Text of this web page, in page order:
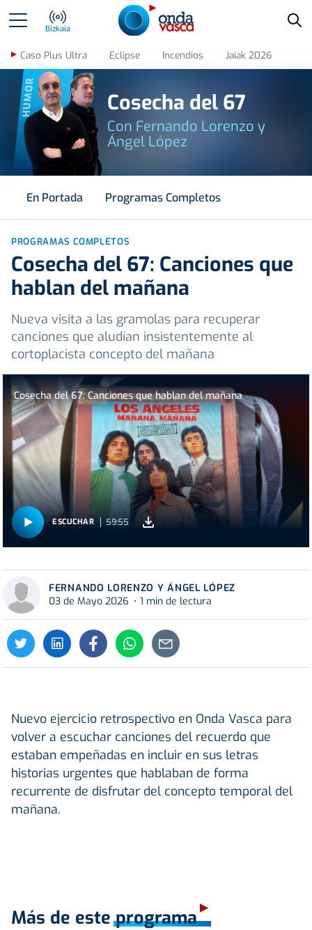
Bizkaia
Caso Plus Ultra Eclipse Incendios Jaiak 2026
HUMOR Cosecha del 67
Con Fernando Lorenzo y
Ángel López
En Portada Programas Completos
PROGRAMAS COMPLETOS
Cosecha del 67: Canciones que
hablan del mañana
Nueva visita a las gramolas para recuperar
canciones que aludían insistentemente al
cortoplacista concepto del mañana
Cosecha del 67: Canciones que hablan del mañana
ESCUCHAR 59:55
FERNANDO LORENZO Y ÁNGEL LÓPEZ
03 de Mayo 2026
1 min de lectura
Nuevo ejercicio retrospectivo en Onda Vasca para
volver a escuchar canciones del recuerdo que
estaban empeñadas en incluir en sus letras
historias urgentes que hablaban de forma
recurrente de disfrutar del concepto temporal del
mañana.
Más de este programa